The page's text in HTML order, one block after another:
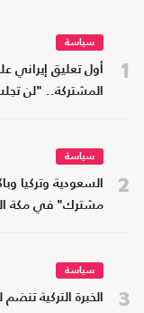
1
سياسة
أول تعليق إيراني
المشتركة.. "لن
2
سياسة
السعودية وتركيا
مشترك" في مكة
3
سياسة
الخبرة التركية